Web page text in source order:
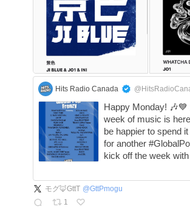
Hits Radio Canada
Happy Monday! 🎶💙 A brand new
week of music is
be happier to spend it with
for another
kick off the week with
of new releases,
hidden gems, and
you’ll love. Whether
モグ🦊GttT @GttPmogu
1